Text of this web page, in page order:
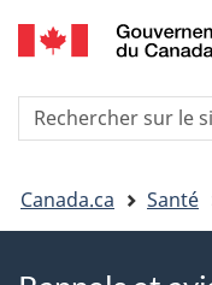
Vous
êtes
Canada.ca Santé